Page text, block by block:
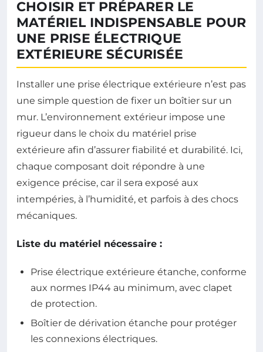
CHOISIR ET PRÉPARER LE
MATÉRIEL INDISPENSABLE POUR
UNE PRISE ÉLECTRIQUE
EXTÉRIEURE SÉCURISÉE
Installer une prise électrique extérieure n’est pas
une simple question de fixer un boîtier sur un
mur. L’environnement extérieur impose une
rigueur dans le choix du matériel prise
extérieure afin d’assurer fiabilité et durabilité. Ici,
chaque composant doit répondre à une
exigence précise, car il sera exposé aux
intempéries, à l’humidité, et parfois à des chocs
mécaniques.
Liste du matériel nécessaire :
Prise électrique extérieure étanche, conforme
aux normes IP44 au minimum, avec clapet
de protection.
Boîtier de dérivation étanche pour protéger
les connexions électriques.